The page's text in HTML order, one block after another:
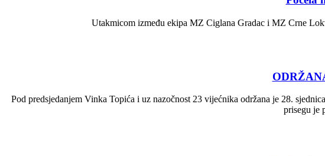
Utakmicom između ekipa MZ Ciglana Gradac i MZ Crne
Pod predsjedanjem Vinka Topića i uz nazočnost 23 vijećnika održana je 28.
prisegu je